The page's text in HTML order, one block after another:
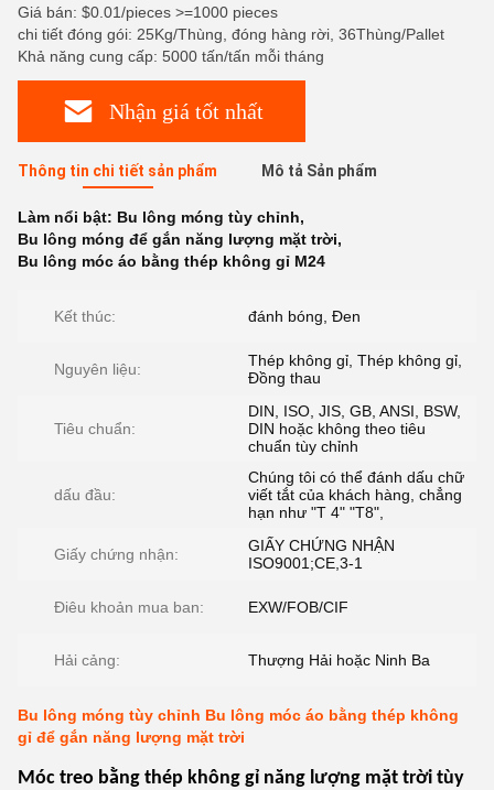
Giá bán: $0.01/pieces >=1000 pieces
chi tiết đóng gói: 25Kg/Thùng, đóng hàng rời, 36Thùng/Pallet
Khả năng cung cấp: 5000 tấn/tấn mỗi tháng
Nhận giá tốt nhất
Thông tin chi tiết sản phẩm Mô tả Sản phẩm
Làm nổi bật: Bu lông móng tùy chỉnh,
Bu lông móng để gắn năng lượng mặt trời,
Bu lông móc áo bằng thép không gỉ M24
Kết thúc: đánh bóng, Đen
Nguyên liệu:
Thép không gỉ, Thép không gỉ,
Đồng thau
Tiêu chuẩn:
DIN, ISO, JIS, GB, ANSI, BSW,
DIN hoặc không theo tiêu
chuẩn tùy chỉnh
dấu đầu:
Chúng tôi có thể đánh dấu chữ
viết tắt của khách hàng, chẳng
hạn như "T 4" "T8",
Giấy chứng nhận:
GIẤY CHỨNG NHẬN
ISO9001;CE,3-1
Điêu khoản mua ban: EXW/FOB/CIF
Hải cảng: Thượng Hải hoặc Ninh Ba
Bu lông móng tùy chỉnh Bu lông móc áo bằng thép không
gỉ để gắn năng lượng mặt trời
Móc treo bằng thép không gỉ năng lượng mặt trời tùy